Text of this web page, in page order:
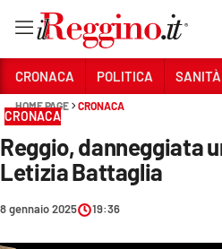
Sezioni
CRONACA
CRONACA POLITICA SANITÀ
HOME PAGE CRONACA
CRONACA
Reggio, danneggiata
Letizia Battaglia
8 gennaio 2025 19:36